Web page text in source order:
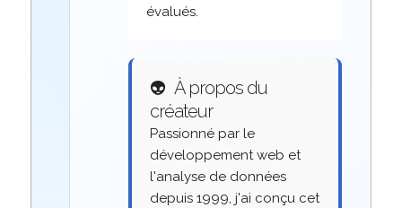
évalués.
👽 À propos du
créateur
Passionné par le
développement web et
l'analyse de données
depuis 1999, j'ai conçu cet